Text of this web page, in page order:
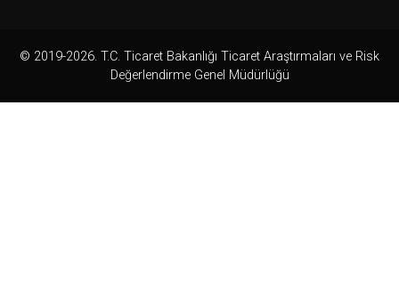
© 2019-2026. T.C. Ticaret Bakanlığı Ticaret Araştırmaları ve Risk
Değerlendirme Genel Müdürlüğü